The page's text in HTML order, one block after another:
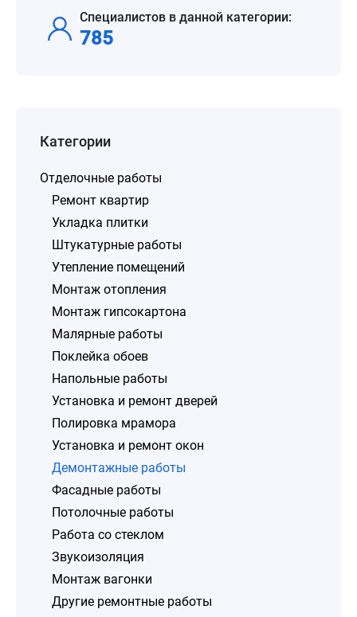
Специалистов в данной категории:
785
Категории
Отделочные работы
Ремонт квартир
Укладка плитки
Штукатурные работы
Утепление помещений
Монтаж отопления
Монтаж гипсокартона
Малярные работы
Поклейка обоев
Напольные работы
Установка и ремонт дверей
Полировка мрамора
Установка и ремонт окон
Демонтажные работы
Фасадные работы
Потолочные работы
Работа со стеклом
Звукоизоляция
Монтаж вагонки
Другие ремонтные работы